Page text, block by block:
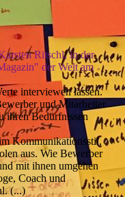
Ritschl, in der
der Welt am
interviewen lassen.
und Mitarbeiter
ihren Bedürfnissen
Kommunikationsstil,
aus. Wie Bewerber
mit ihnen umgehen
Coach und
(...)